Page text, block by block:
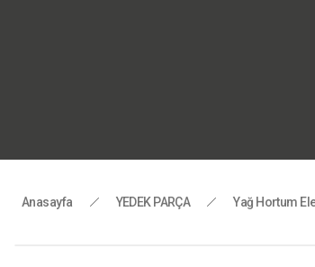
Anasayfa YEDEK PARÇA Yağ Hortum